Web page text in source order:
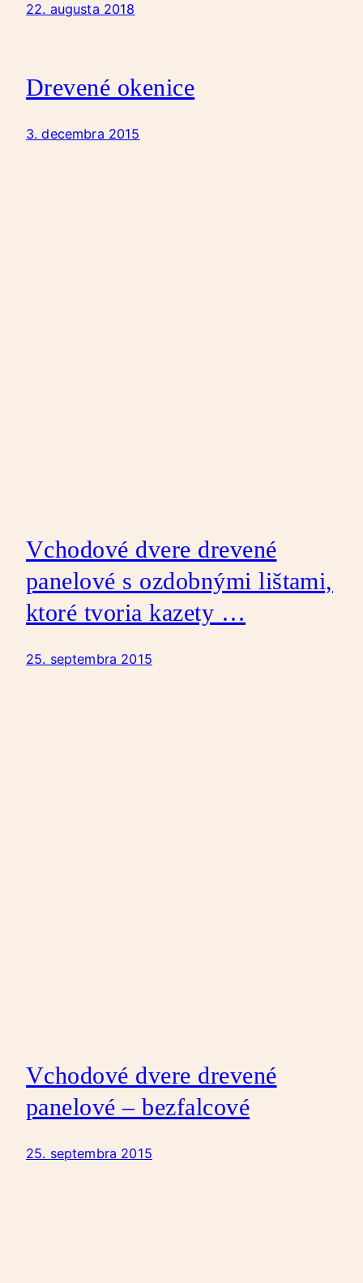
22. augusta 2018
Drevené okenice
3. decembra 2015
Vchodové dvere drevené
panelové s ozdobnými lištami,
ktoré tvoria kazety …
25. septembra 2015
Vchodové dvere drevené
panelové – bezfalcové
25. septembra 2015